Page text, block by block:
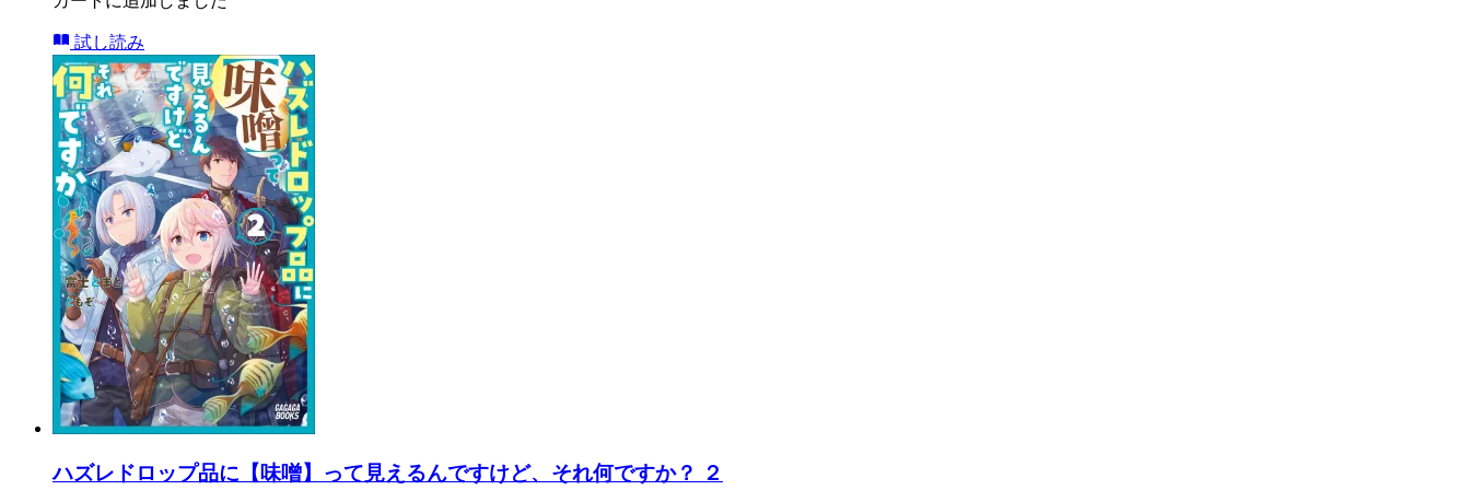
試し読み
ハズレドロップ品に【味噌】って見えるんですけど、それ何ですか？ ２